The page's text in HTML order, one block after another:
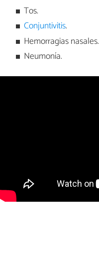
Tos.
Conjuntivitis.
Hemorragias nasales.
Neumonía.